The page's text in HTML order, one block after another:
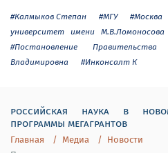
#Калмыков Степан #МГУ #Москва
университет имени М.В.Ломоносова
#Постановление Правительства
Владимировна
#Инконсалт К
российская наука в
программы мегагрантов
Главная Медиа
Новости